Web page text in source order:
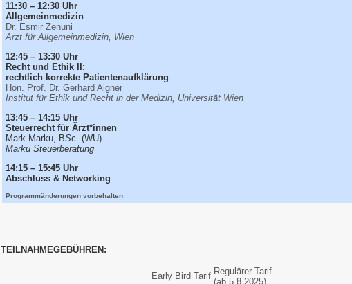
11:30 – 12:30 Uhr
Allgemeinmedizin
Dr. Esmir Zenuni
Arzt für Allgemeinmedizin, Wien
12:45 – 13:30 Uhr
Recht und Ethik II:
rechtlich korrekte Patientenaufklärung
Hon. Prof. Dr. Gerhard Aigner
Institut für Ethik und Recht in der Medizin, Universität Wien
13:45 – 14:15 Uhr
Steuerrecht für Ärzt*innen
Mark Marku, BSc. (WU)
Marku Steuerberatung
14:15 – 15:45 Uhr
Abschluss & Networking
Programmänderungen vorbehalten
TEILNAHMEGEBÜHREN:
Early Bird Tarif Regulärer Tarif
(ab 5.8.2025)